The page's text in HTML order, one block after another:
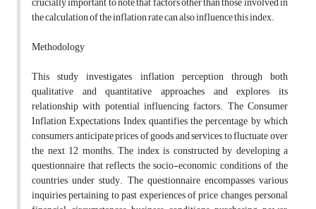
the calculation of the inflation rate can also influence this index.
Methodology
This study investigates inflation perception through both
qualitative and quantitative approaches and explores its
relationship with potential influencing factors. The Consumer
Inflation Expectations Index quantifies the percentage by which
consumers anticipate prices of goods and services to fluctuate over
the next 12 months. The index is constructed by developing a
questionnaire that reflects the socio-economic conditions of the
countries under study. The questionnaire encompasses various
inquiries pertaining to past experiences of price changes, personal